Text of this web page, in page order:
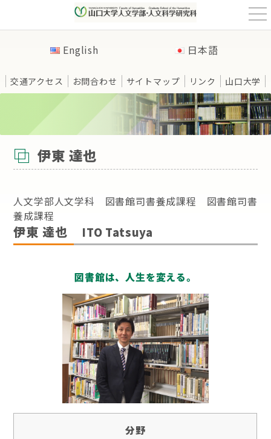
t
o
g
v
i
g
a
t
i
English 日本語
交通アクセス お問合わせ サイトマップ リンク 山口大学
>教員紹介 >図書館司書養成課程>伊東 達也
伊東 達也
人文学部人文学科 図書館司書養成課程 図書館司書
養成課程
伊東 達也 ITO Tatsuya
図書館は、人生を変える。
分野